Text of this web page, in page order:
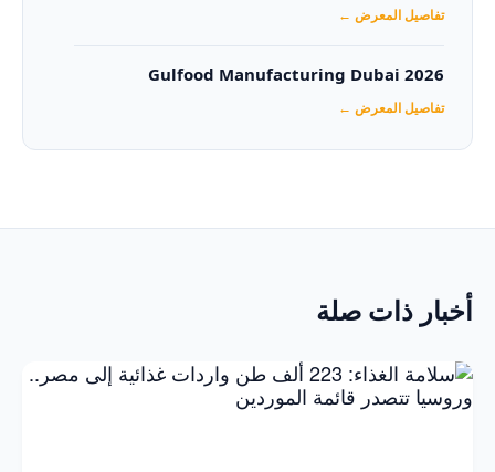
تفاصيل المعرض ←
Gulfood Manufacturing Dubai 2026‏
تفاصيل المعرض ←
أخبار ذات صلة